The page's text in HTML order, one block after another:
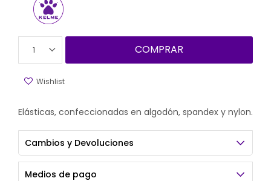
1 COMPRAR
Elásticas, confeccionadas en algodón, spandex y nylon.
Cambios y Devoluciones
Medios de pago